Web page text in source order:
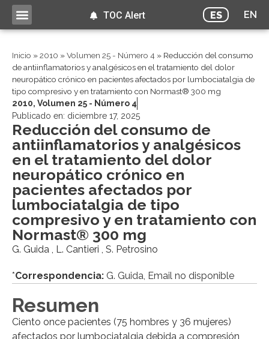
ES EN
TOC Alert
Inicio »2010 »Volumen 25 - Número 4 » Reducción del consumo
de antiinflamatorios y analgésicos en el tratamiento del dolor
neuropático crónico en pacientes afectados por lumbociatalgia de
tipo compresivo y en tratamiento con Normast® 300 mg
2010, Volumen 25 - Número 4
Publicado en: diciembre 17, 2025
Reducción del consumo de
antiinflamatorios y analgésicos
en el tratamiento del dolor
neuropático crónico en
pacientes afectados por
lumbociatalgia de tipo
compresivo y en tratamiento con
Normast® 300 mg
G. Guida , L. Cantieri , S. Petrosino
*Correspondencia: G. Guida, Email no disponible
Resumen
Ciento once pacientes (75 hombres y 36 mujeres)
afectados por lumbociatalgia debida a compresión